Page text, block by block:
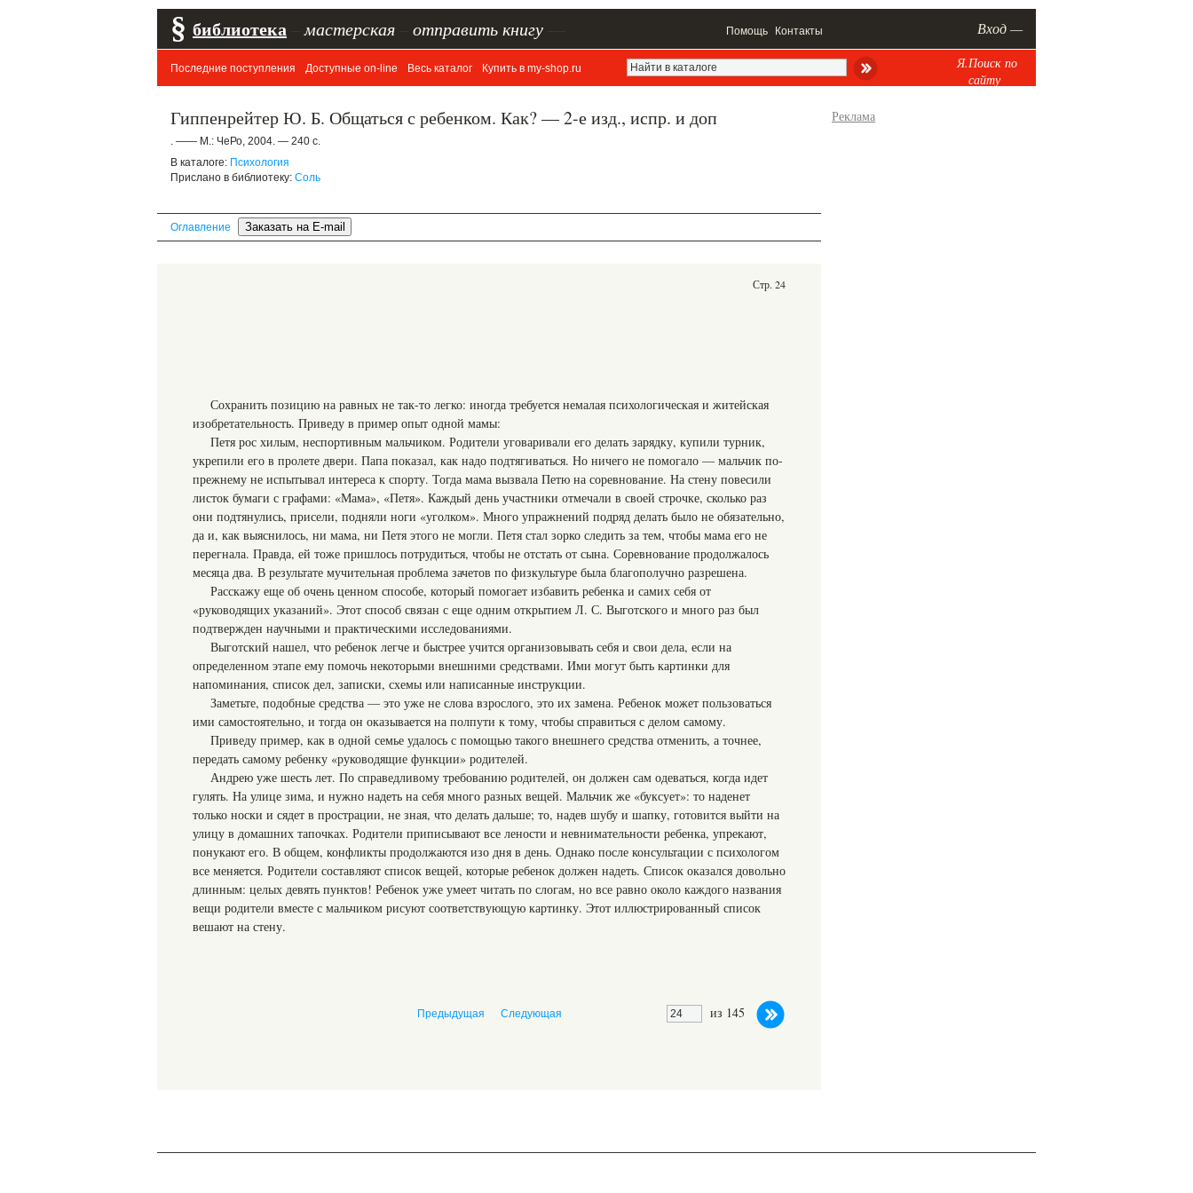
§ библиотека мастерская отправить книгу Помощь Контакты Вход —
Последние поступления Доступные on-line Весь каталог Купить в my-shop.ru
Я.Поиск по
сайту
Гиппенрейтер Ю. Б. Общаться с ребенком. Как? — 2-е изд., испр. и доп
. —— М.: ЧеРо, 2004. — 240 с.
В каталоге: Психология
Прислано в библиотеку: Соль
Оглавление
Стр. 24
Сохранить позицию на равных не так-то легко: иногда требуется немалая психологическая и житейская
изобретательность. Приведу в пример опыт одной мамы:
Петя рос хилым, неспортивным мальчиком. Родители уговаривали его делать зарядку, купили турник,
укрепили его в пролете двери. Папа показал, как надо подтягиваться. Но ничего не помогало — мальчик по-
прежнему не испытывал интереса к спорту. Тогда мама вызвала Петю на соревнование. На стену повесили
листок бумаги с графами: «Мама», «Петя». Каждый день участники отмечали в своей строчке, сколько раз
они подтянулись, присели, подняли ноги «уголком». Много упражнений подряд делать было не обязательно,
да и, как выяснилось, ни мама, ни Петя этого не могли. Петя стал зорко следить за тем, чтобы мама его не
перегнала. Правда, ей тоже пришлось потрудиться, чтобы не отстать от сына. Соревнование продолжалось
месяца два. В результате мучительная проблема зачетов по физкультуре была благополучно разрешена.
Расскажу еще об очень ценном способе, который помогает избавить ребенка и самих себя от
«руководящих указаний». Этот способ связан с еще одним открытием Л. С. Выготского и много раз был
подтвержден научными и практическими исследованиями.
Выготский нашел, что ребенок легче и быстрее учится организовывать себя и свои дела, если на
определенном этапе ему помочь некоторыми внешними средствами. Ими могут быть картинки для
напоминания, список дел, записки, схемы или написанные инструкции.
Заметьте, подобные средства — это уже не слова взрослого, это их замена. Ребенок может пользоваться
ими самостоятельно, и тогда он оказывается на полпути к тому, чтобы справиться с делом самому.
Приведу пример, как в одной семье удалось с помощью такого внешнего средства отменить, а точнее,
передать самому ребенку «руководящие функции» родителей.
Андрею уже шесть лет. По справедливому требованию родителей, он должен сам одеваться, когда идет
гулять. На улице зима, и нужно надеть на себя много разных вещей. Мальчик же «буксует»: то наденет
только носки и сядет в прострации, не зная, что делать дальше; то, надев шубу и шапку, готовится выйти на
улицу в домашних тапочках. Родители приписывают все лености и невнимательности ребенка, упрекают,
понукают его. В общем, конфликты продолжаются изо дня в день. Однако после консультации с психологом
все меняется. Родители составляют список вещей, которые ребенок должен надеть. Список оказался довольно
длинным: целых девять пунктов! Ребенок уже умеет читать по слогам, но все равно около каждого названия
вещи родители вместе с мальчиком рисуют соответствующую картинку. Этот иллюстрированный список
вешают на стену.
из 145
Предыдущая Следующая
Реклама